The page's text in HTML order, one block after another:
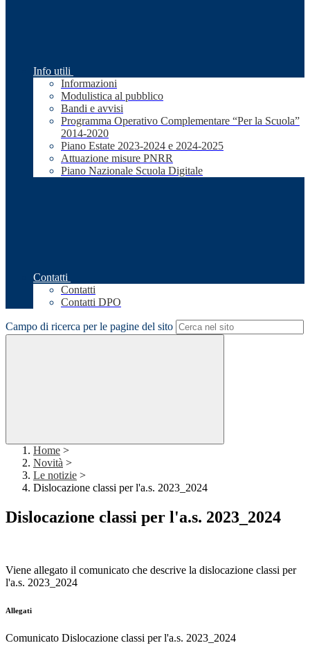
Info utili
Informazioni
Modulistica al pubblico
Bandi e avvisi
Programma Operativo Complementare “Per la Scuola”
2014-2020
Piano Estate 2023-2024 e 2024-2025
Attuazione misure PNRR
Piano Nazionale Scuola Digitale
Contatti
Contatti
Contatti DPO
Campo di ricerca per le pagine del sito
Home >
Novità >
Le notizie >
Dislocazione classi per l'a.s. 2023_2024
Dislocazione classi per l'a.s. 2023_2024
Viene allegato il comunicato che descrive la dislocazione classi per
l'a.s. 2023_2024
Allegati
Comunicato Dislocazione classi per l'a.s. 2023_2024